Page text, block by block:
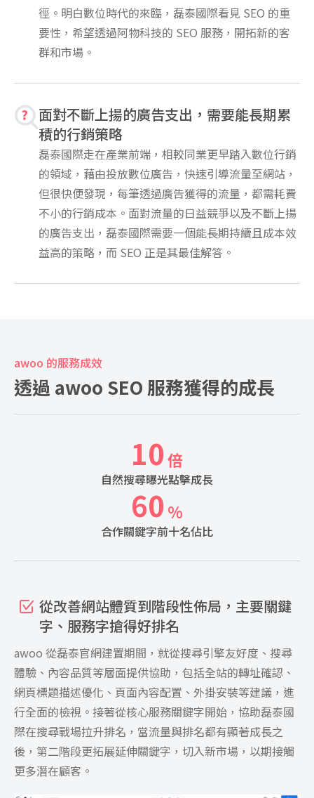
徑。明白數位時代的來臨，磊泰國際看見 SEO 的重
要性，希望透過阿物科技的 SEO 服務，開拓新的客
群和市場。
面對不斷上揚的廣告支出，需要能長期累
積的行銷策略
磊泰國際走在產業前端，相較同業更早踏入數位行銷
的領域，藉由投放數位廣告，快速引導流量至網站，
但很快便發現，每筆透過廣告獲得的流量，都需耗費
不小的行銷成本。面對流量的日益競爭以及不斷上揚
的廣告支出，磊泰國際需要一個能長期持續且成本效
益高的策略，而 SEO 正是其最佳解答。
awoo 的服務成效
透過 awoo SEO 服務獲得的成長
10倍
自然搜尋曝光點擊成長
60 %
合作關鍵字前十名佔比
從改善網站體質到階段性佈局，主要關鍵
字、服務字搶得好排名
awoo 從磊泰官網建置期間，就從搜尋引擎友好度、搜尋
體驗、內容品質等層面提供協助，包括全站的轉址確認、
網頁標題描述優化、頁面內容配置、外掛安裝等建議，進
行全面的檢視。接著從核心服務關鍵字開始，協助磊泰國
際在搜尋戰場拉升排名，當流量與排名都有顯著成長之
後，第二階段更拓展延伸關鍵字，切入新市場，以期接觸
更多潛在顧客。